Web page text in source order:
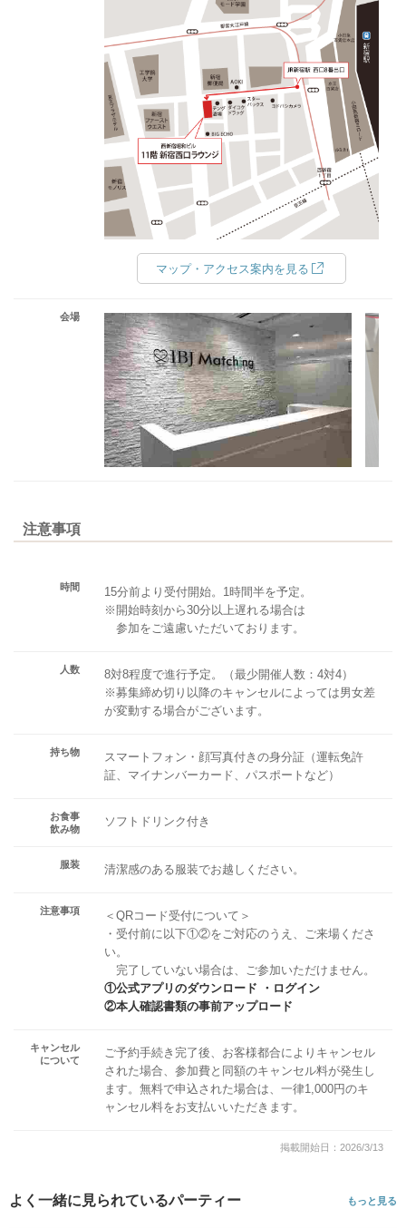
マップ・アクセス案内を見る
会場
注意事項
時間
15分前より受付開始。1時間半を予定。
※開始時刻から30分以上遅れる場合は
参加をご遠慮いただいております。
人数
8対8程度で進行予定。（最少開催人数：4対4）
※募集締め切り以降のキャンセルによっては男女差
が変動する場合がございます。
持ち物
スマートフォン・顔写真付きの身分証（運転免許
証、マイナンバーカード、パスポートなど）
お食事
飲み物
ソフトドリンク付き
服装 清潔感のある服装でお越しください。
注意事項
＜QRコード受付について＞
・受付前に以下①②をご対応のうえ、ご来場くださ
い。
完了していない場合は、ご参加いただけません。
①公式アプリのダウンロード ・ログイン
②本人確認書類の事前アップロード
キャンセル
について
ご予約手続き完了後、お客様都合によりキャンセル
された場合、参加費と同額のキャンセル料が発生し
ます。無料で申込された場合は、一律1,000円のキ
ャンセル料をお支払いいただきます。
掲載開始日：2026/3/13
よく一緒に見られているパーティー もっと見る